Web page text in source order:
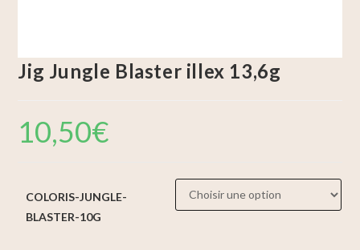
Jig Jungle Blaster illex 13,6g
10,50€
COLORIS-JUNGLE-
BLASTER-10G